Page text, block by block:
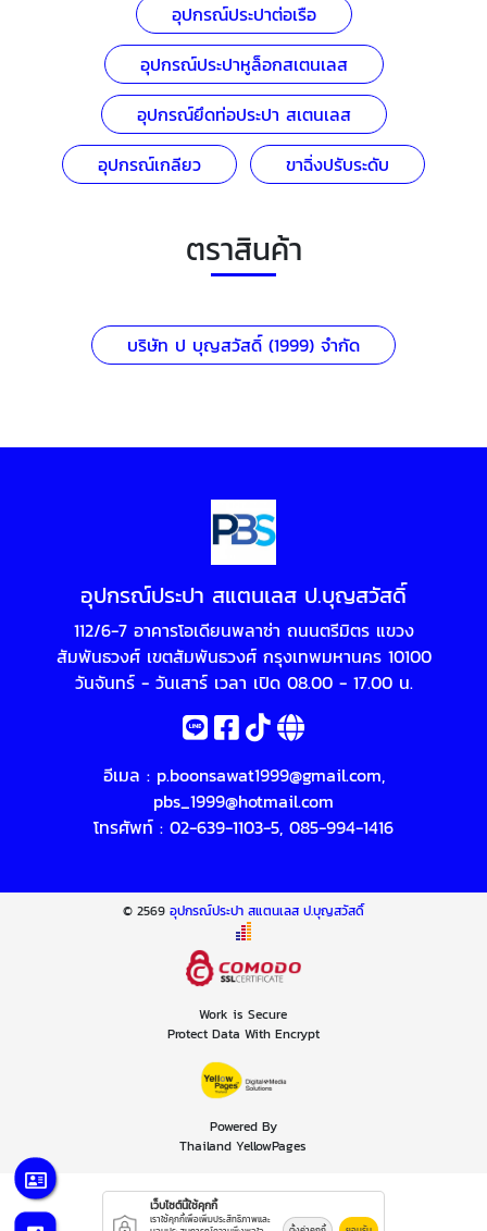
อุปกรณ์ประปาต่อเรือ
อุปกรณ์ประปาหูล็อกสเตนเลส
อุปกรณ์ยึดท่อประปา สเตนเลส
อุปกรณ์เกลียว
ขาฉิ่งปรับระดับ
ตราสินค้า
บริษัท ป บุญสวัสดิ์ (1999) จำกัด
อุปกรณ์ประปา สแตนเลส ป.บุญสวัสดิ์
112/6-7 อาคารโอเดียนพลาซ่า ถนนตรีมิตร แขวง
สัมพันธวงศ์ เขตสัมพันธวงศ์ กรุงเทพมหานคร 10100
วันจันทร์ - วันเสาร์ เวลา เปิด 08.00 - 17.00 น.
อีเมล : p.boonsawat1999@gmail.com,
pbs_1999@hotmail.com
โทรศัพท์ : 02-639-1103-5, 085-994-1416
© 2569 อุปกรณ์ประปา สแตนเลส ป.บุญสวัสดิ์
Work is Secure
Protect Data With Encrypt
Powered By
Thailand YellowPages
เว็บไซต์นี้ใช้คุกกี้
เราใช้คุกกี้เพื่อเพิ่มประสิทธิภาพและ